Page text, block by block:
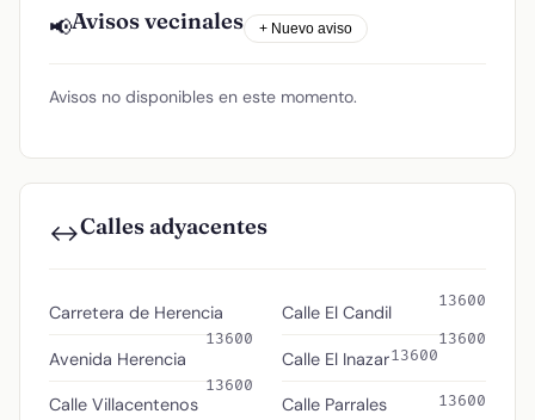
📢Avisos vecinales + Nuevo aviso
Avisos no disponibles en este momento.
↔️Calles adyacentes
Carretera de Herencia
13600
Avenida Herencia
13600
Calle Villacentenos
13600
Calle El Candil
13600
Calle El Inazar13600
Calle Parrales 13600